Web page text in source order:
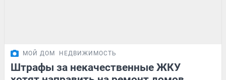
МОЙ ДОМ НЕДВИЖИМОСТЬ
Штрафы за некачественные ЖКУ